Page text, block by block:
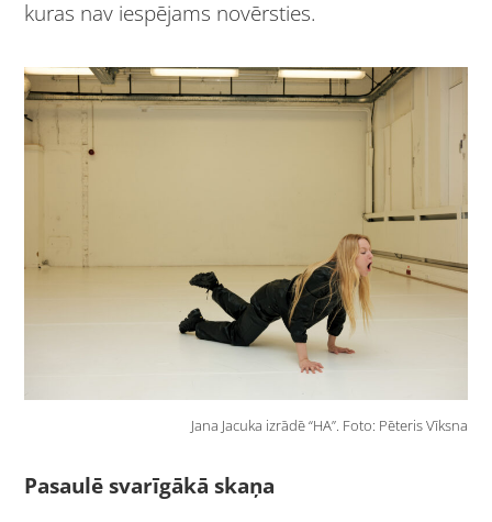
kuras nav iespējams novērsties.
Jana Jacuka izrādē “HA”. Foto: Pēteris Vīksna
Pasaulē svarīgākā skaņa